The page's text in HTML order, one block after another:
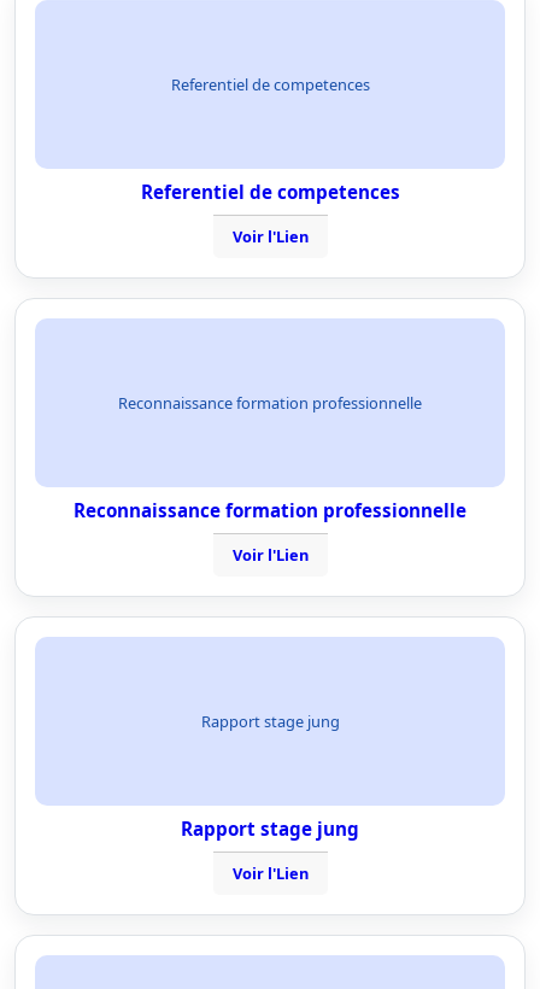
Referentiel de competences
Referentiel de competences
Voir l'Lien
Reconnaissance formation professionnelle
Reconnaissance formation professionnelle
Voir l'Lien
Rapport stage jung
Rapport stage jung
Voir l'Lien